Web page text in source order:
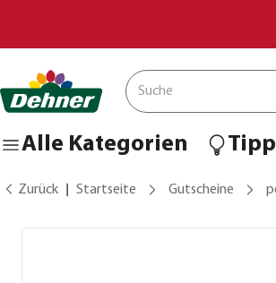
Alle Kategorien
Zurück Startseite Gutscheine